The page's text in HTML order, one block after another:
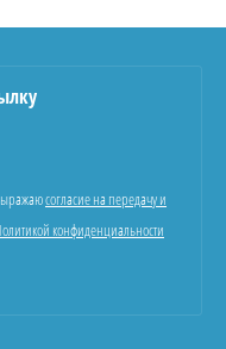
согласие на передачу и
конфиденциальности